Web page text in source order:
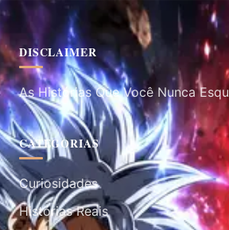
DISCLAIMER
As Histórias Que Você Nunca
CATEGORIAS
Curiosidades
Histórias Reais